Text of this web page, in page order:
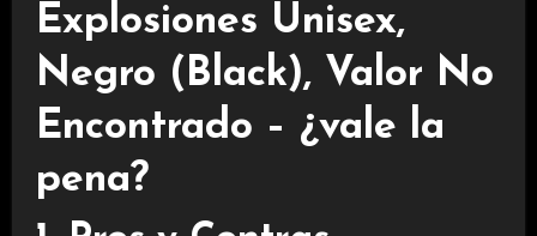
Explosiones Unisex,
Negro (Black), Valor No
Encontrado – ¿vale la
pena?